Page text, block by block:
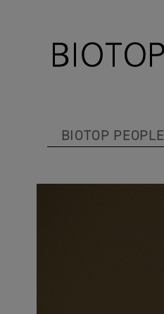
BIOTOP PEOPLE